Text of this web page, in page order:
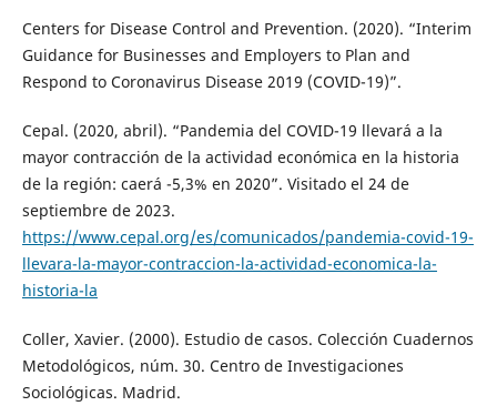
Centers for Disease Control and Prevention. (2020). “Interim
Guidance for Businesses and Employers to Plan and
Respond to Coronavirus Disease 2019 (COVID-19)”.
Cepal. (2020, abril). “Pandemia del COVID-19 llevará a la
mayor contracción de la actividad económica en la historia
de la región: caerá -5,3% en 2020”. Visitado el 24 de
septiembre de 2023.
https://www.cepal.org/es/comunicados/pandemia-covid-19-
llevara-la-mayor-contraccion-la-actividad-economica-la-
historia-la
Coller, Xavier. (2000). Estudio de casos. Colección Cuadernos
Metodológicos, núm. 30. Centro de Investigaciones
Sociológicas. Madrid.